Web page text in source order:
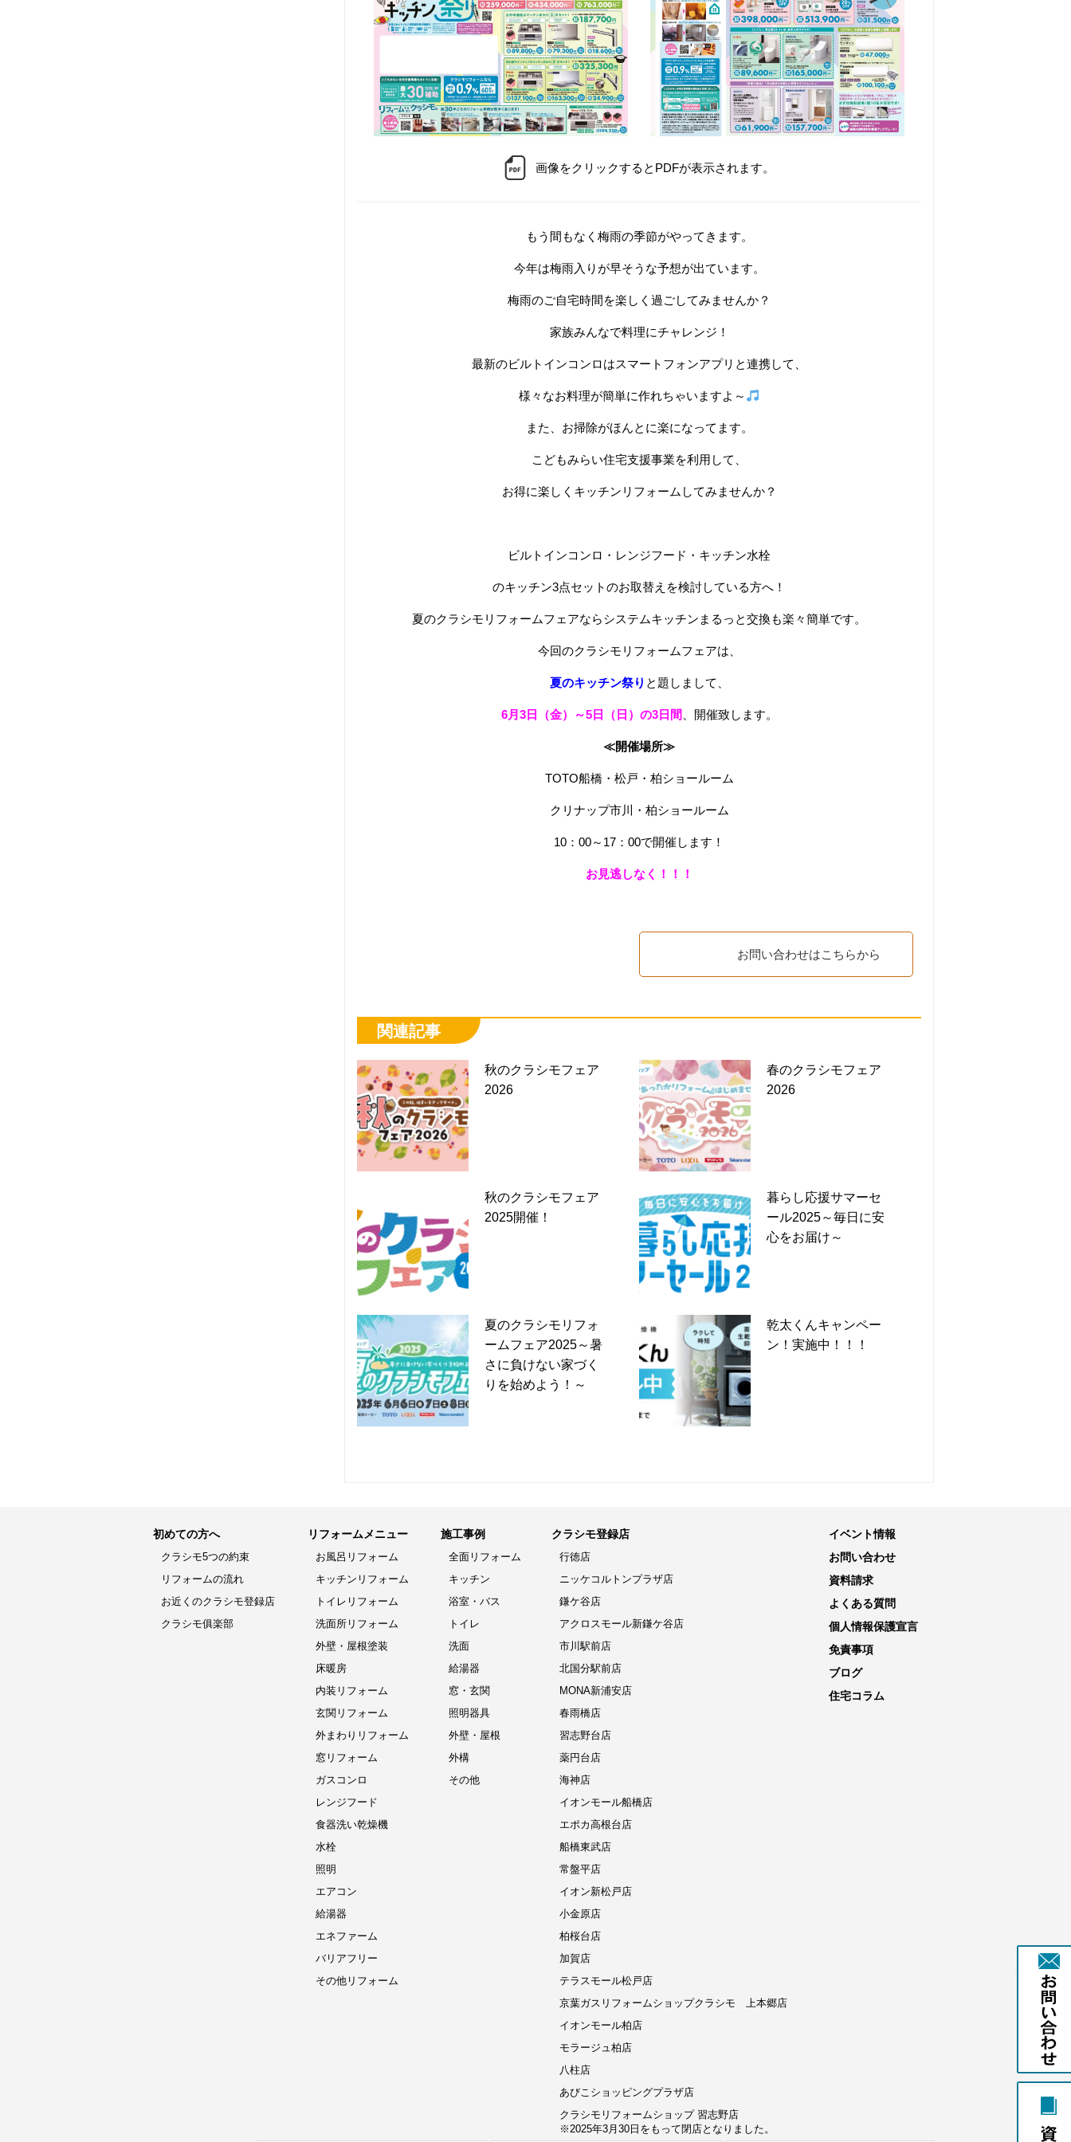
画像をクリックするとPDFが表示されます。
もう間もなく梅雨の季節がやってきます。
今年は梅雨入りが早そうな予想が出ています。
梅雨のご自宅時間を楽しく過ごしてみませんか？
家族みんなで料理にチャレンジ！
最新のビルトインコンロはスマートフォンアプリと連携して、
様々なお料理が簡単に作れちゃいますよ～
また、お掃除がほんとに楽になってます。
こどもみらい住宅支援事業を利用して、
お得に楽しくキッチンリフォームしてみませんか？
ビルトインコンロ・レンジフード・キッチン水栓
のキッチン3点セットのお取替えを検討している方へ！
夏のクラシモリフォームフェアならシステムキッチンまるっと交換も楽々簡単です。
今回のクラシモリフォームフェアは、
夏のキッチン祭り と題しまして、
6月3日（金）～5日（日）の3日間 、開催致します。
≪開催場所≫
TOTO船橋・松戸・柏ショールーム
クリナップ市川・柏ショールーム
10：00～17：00で開催します！
お見逃しなく！！！
お問い合わせはこちらから
関連記事
秋のクラシモフェア
2026
春のクラシモフェア
2026
秋のクラシモフェア
2025開催！
暮らし応援サマーセ
ール2025～毎日に安
心をお届け～
夏のクラシモリフォ
ームフェア2025～暑
さに負けない家づく
りを始めよう！～
乾太くんキャンペー
ン！実施中！！！
初めての方へ
クラシモ5つの約束
リフォームの流れ
お近くのクラシモ登録店
クラシモ俱楽部
リフォームメニュー
お風呂リフォーム
キッチンリフォーム
トイレリフォーム
洗面所リフォーム
外壁・屋根塗装
床暖房
内装リフォーム
玄関リフォーム
外まわりリフォーム
窓リフォーム
ガスコンロ
レンジフード
食器洗い乾燥機
水栓
照明
エアコン
給湯器
エネファーム
バリアフリー
その他リフォーム
施工事例
全面リフォーム
キッチン
浴室・バス
トイレ
洗面
給湯器
窓・玄関
照明器具
外壁・屋根
外構
その他
クラシモ登録店
行徳店
ニッケコルトンプラザ店
鎌ケ谷店
アクロスモール新鎌ケ谷店
市川駅前店
北国分駅前店
MONA新浦安店
春雨橋店
習志野台店
薬円台店
海神店
イオンモール船橋店
エポカ高根台店
船橋東武店
常盤平店
イオン新松戸店
小金原店
柏桜台店
加賀店
テラスモール松戸店
京葉ガスリフォームショップクラシモ 上本郷店
イオンモール柏店
モラージュ柏店
八柱店
あびこショッピングプラザ店
クラシモリフォームショップ 習志野店
※2025年3月30日をもって閉店となりました。
イベント情報
お問い合わせ
資料請求
よくある質問
個人情報保護宣言
免責事項
ブログ
住宅コラム